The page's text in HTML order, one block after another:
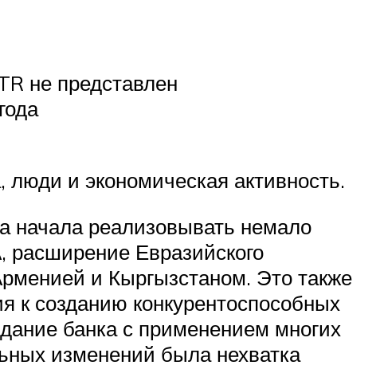
не представлен
и экономическая активность.
начала реализовывать немало
Евразийского
и Кыргызстаном. Это также
к созданию конкурентоспособных
банка с применением многих
изменений была нехватка